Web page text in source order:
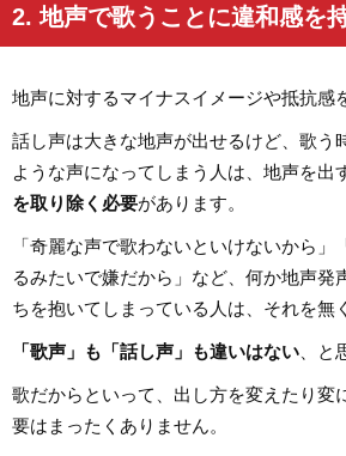
2. 地声で歌うことに違和感を
地声に対するマイナスイメージや抵抗感
話し声は大きな地声が出せるけど、歌う
ような声になってしまう人は、地声を出
を取り除く必要があります。
「奇麗な声で歌わないといけないから」
るみたいで嫌だから」など、何か地声発
ちを抱いてしまっている人は、それを無
「歌声」も「話し声」も違いはない 、と
歌だからといって、出し方を変えたり変
要はまったくありません。